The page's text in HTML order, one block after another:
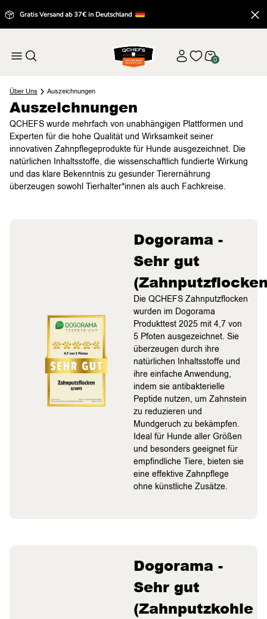
Gratis Versand ab 37€ in Deutschland
0
Über Uns Auszeichnungen
Auszeichnungen
QCHEFS wurde mehrfach von unabhängigen Plattformen und
Experten für die hohe Qualität und Wirksamkeit seiner
innovativen Zahnpflegeprodukte für Hunde ausgezeichnet. Die
natürlichen Inhaltsstoffe, die wissenschaftlich fundierte Wirkung
und das klare Bekenntnis zu gesunder Tierernährung
überzeugen sowohl Tierhalter*innen als auch Fachkreise.
Dogorama -
Sehr gut
Die QCHEFS Zahnputzflocken
wurden im Dogorama
Produkttest 2025 mit 4,7 von
5 Pfoten ausgezeichnet. Sie
überzeugen durch ihre
natürlichen Inhaltsstoffe und
ihre einfache Anwendung,
indem sie antibakterielle
Peptide nutzen, um Zahnstein
zu reduzieren und
Mundgeruch zu bekämpfen.
Ideal für Hunde aller Größen
und besonders geeignet für
empfindliche Tiere, bieten sie
eine effektive Zahnpflege
ohne künstliche Zusätze.
Dogorama -
Sehr gut
(Zahnputzkohle